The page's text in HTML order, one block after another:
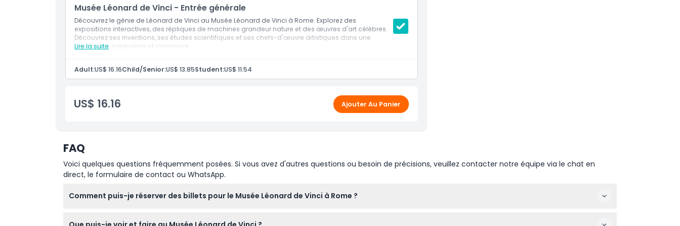
À savoir
Emplacement
Politique d'annulation
Musée Léonard de Vinci - Entrée générale
Découvrez le génie de Léonard de Vinci au Musée Léonard de Vinci à Rome. Explorez des
expositions interactives, des répliques de machines grandeur nature et des œuvres d'art célèbres.
Découvrez ses inventions, ses études scientifiques et ses chefs-d'œuvre artistiques dans une
expérience captivante et immersive.
Lire la suite
Adult:US$ 16.16Child/Senior:US$ 13.85Student:US$ 11.54
US$ 16.16 Ajouter Au Panier
FAQ
Voici quelques questions fréquemment posées. Si vous avez d'autres questions ou besoin de précisions, veuillez contacter notre équipe via le chat en
direct, le formulaire de contact ou WhatsApp.
Comment puis-je réserver des billets pour le Musée Léonard de Vinci à Rome ?